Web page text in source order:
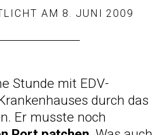
AM 8. JUNI 2009
Stunde mit EDV-
durch das
Er musste noch